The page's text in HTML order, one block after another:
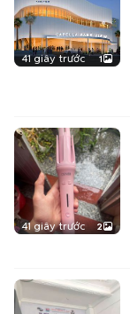
41 giây trước 1
41 giây trước 2